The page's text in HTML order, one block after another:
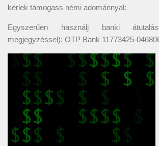
kérlek támogass némi adománnyal:
Egyszerűen használj banki
megjegyzéssel): OTP Bank 11773425-